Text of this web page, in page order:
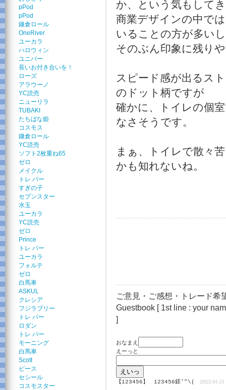
pPod
pPod
鎌倉ロール
OneRiver
ユーカラ
ハロウィン
ユニパー
長いお付き合いを！
ローズ
アラウーノ
YC読売
ニューリラ
TUBAKI
たちばな姫
コスモス
鎌倉ロール
YC読売
ソフト2枚重ね65
ゼロ
メイクル
トレ パー
すぎの子
セブンスター
水玉
ユーカラ
YC読売
ゼロ
Prince
トレ パー
ユーカラ
フォルテ
ゼロ
白馬車
ASKUL
クレシア
フジラブリー
トレ パー
ロダン
トレ パー
モーニング
白馬車
Scott
ピース
セシール
コスモスター
か、という気もして
商業デザインの中で
いることの方が多い
そのぶん印象に残り
スピード感が出るス
のドット柄ですが
確かに、トイレの個
なさそうです。
まぁ、トイレで散々
かも知れないね。
ご意見・ご感想・トレード
Guestbook [ 1st line : your
]
おなまえ
えーっと
【123456】 123456鎈'"\( (2022-01-21